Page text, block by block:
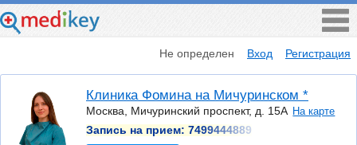
Не определен Вход Регистрация
Клиника Фомина на Мичуринском *
Москва, Мичуринский проспект, д. 15А На карте
Запись на прием: 7499444889